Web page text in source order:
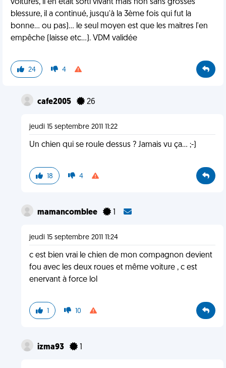
voitures, il en était sorti vivant mais non sans grosses
blessure, il a continué, jusqu'à la 3ème fois qui fut la
bonne... ou pas)... le seul moyen est que les maitres l'en
empêche (laisse etc...). VDM validée
24 4
cafe2005 26
jeudi 15 septembre 2011 11:22
Un chien qui se roule dessus ? Jamais vu ça... ;-)
18 4
mamancomblee 1
jeudi 15 septembre 2011 11:24
c est bien vrai le chien de mon compagnon devient
fou avec les deux roues et même voiture , c est
enervant à force lol
1 10
izma93 1